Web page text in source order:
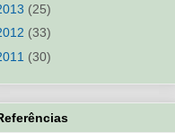
(25)
(33)
(30)